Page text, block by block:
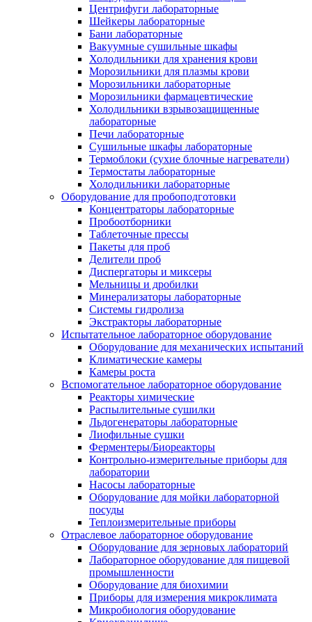
Центрифуги лабораторные
Шейкеры лабораторные
Бани лабораторные
Вакуумные сушильные шкафы
Холодильники для хранения крови
Морозильники для плазмы крови
Морозильники лабораторные
Морозильники фармацевтические
Холодильники взрывозащищенные
лабораторные
Печи лабораторные
Сушильные шкафы лабораторные
Термоблоки (сухие блочные нагреватели)
Термостаты лабораторные
Холодильники лабораторные
Оборудование для пробоподготовки
Концентраторы лабораторные
Пробоотборники
Таблеточные прессы
Пакеты для проб
Делители проб
Диспергаторы и миксеры
Мельницы и дробилки
Минерализаторы лабораторные
Системы гидролиза
Экстракторы лабораторные
Испытательное лабораторное оборудование
Оборудование для механических испытаний
Климатические камеры
Камеры роста
Вспомогательное лабораторное оборудование
Реакторы химические
Распылительные сушилки
Льдогенераторы лабораторные
Лиофильные сушки
Ферментеры/Биореакторы
Контрольно-измерительные приборы для
лаборатории
Насосы лабораторные
Оборудование для мойки лабораторной
посуды
Теплоизмерительные приборы
Отраслевое лабораторное оборудование
Оборудование для зерновых лабораторий
Лабораторное оборудование для пищевой
промышленности
Оборудование для биохимии
Приборы для измерения микроклимата
Микробиология оборудование